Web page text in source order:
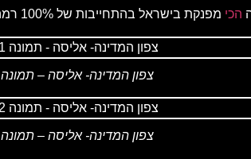
הכי
צפון המדינה- אליסה – תמונה 1
צפון המדינה- אליסה – תמונה 2